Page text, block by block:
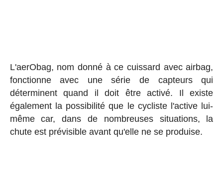
L'aerObag, nom donné à ce cuissard avec airbag,
fonctionne avec une série de capteurs qui
déterminent quand il doit être activé. Il existe
également la possibilité que le cycliste l'active lui-
même car, dans de nombreuses situations, la
chute est prévisible avant qu'elle ne se produise.